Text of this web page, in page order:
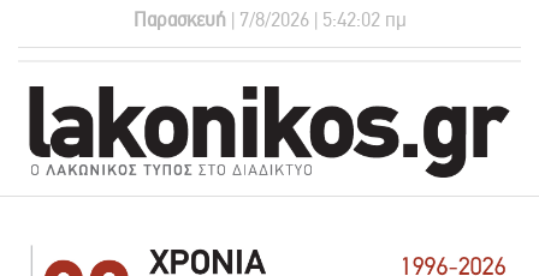
Παρασκευή | 7/8/2026 | 5:42:03 πμ